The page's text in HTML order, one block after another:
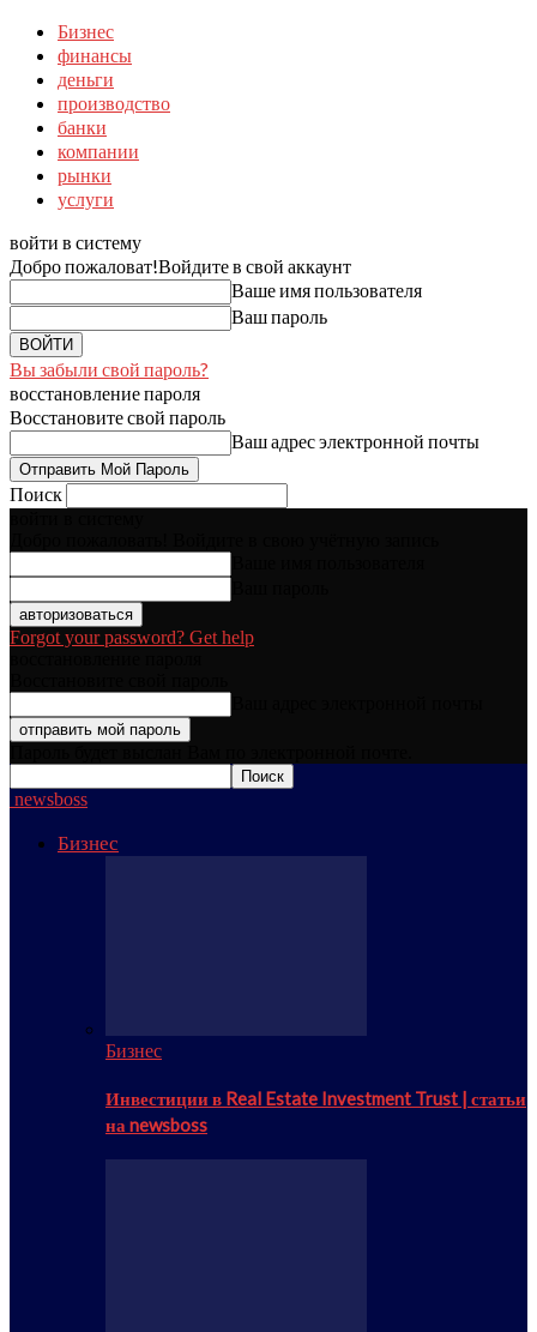
Бизнес
финансы
деньги
производство
банки
компании
рынки
услуги
войти в систему
Добро пожаловат!Войдите в свой аккаунт
Ваше имя пользователя
Ваш пароль
Вы забыли свой пароль?
восстановление пароля
Восстановите свой пароль
Ваш адрес электронной почты
Поиск
Forgot your password? Get help
newsboss
Бизнес
Бизнес
Инвестиции в Real Estate Investment Trust | статьи
на newsboss